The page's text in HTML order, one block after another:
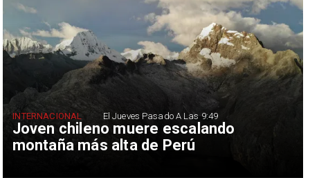
Joven chileno muere escalando
montaña más alta de Perú
INTERNACIONAL El Jueves Pasado A Las 9:49